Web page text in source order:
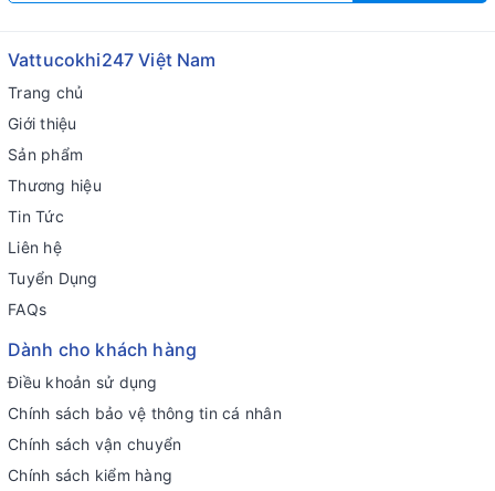
Vattucokhi247 Việt Nam
Trang chủ
Giới thiệu
Sản phẩm
Thương hiệu
Tin Tức
Liên hệ
Tuyển Dụng
FAQs
Dành cho khách hàng
Điều khoản sử dụng
Chính sách bảo vệ thông tin cá nhân
Chính sách vận chuyển
Chính sách kiểm hàng